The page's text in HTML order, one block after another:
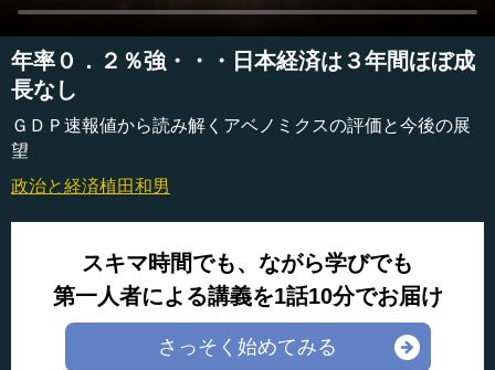
年率０．２％強・・・日本経済は３年間ほぼ成
長なし
ＧＤＰ速報値から読み解くアベノミクスの評価と今後の展
望
政治と経済植田和男
スキマ時間でも、ながら学びでも
第一人者による講義を1話10分でお届け
さっそく始めてみる